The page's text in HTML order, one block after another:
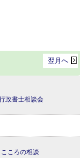
翌月へ
政書士相談会
こころの相談